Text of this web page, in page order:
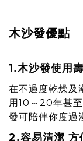
木沙發優點
1.木沙發使用
在不過度乾燥及
用10～20年甚
發可陪伴你度過
2.容易清潔 方